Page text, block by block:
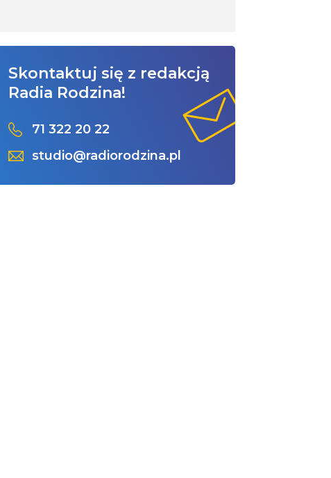
Skontaktuj się z redakcją
Radia Rodzina!
71 322 20 22
studio@radiorodzina.pl